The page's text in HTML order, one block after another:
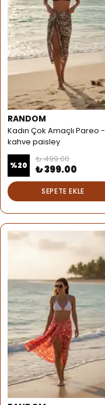
RANDOM
Kadın Çok Amaçlı Pareo -
kahve paisley
%20
₺ 499.00
₺ 399.00
SEPETE EKLE